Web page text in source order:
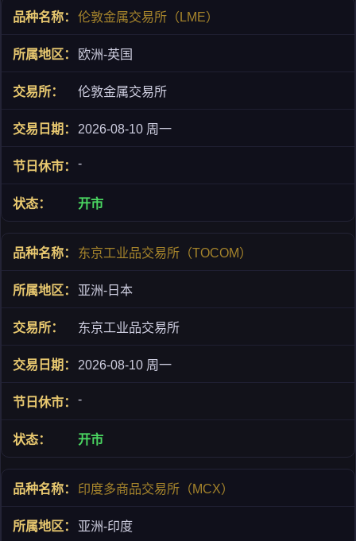
伦敦金属交易所（LME）
欧洲-英国
伦敦金属交易所
2026-08-10 周一
-
开市
东京工业品交易所（TOCOM）
亚洲-日本
东京工业品交易所
2026-08-10 周一
-
开市
印度多商品交易所（MCX）
亚洲-印度